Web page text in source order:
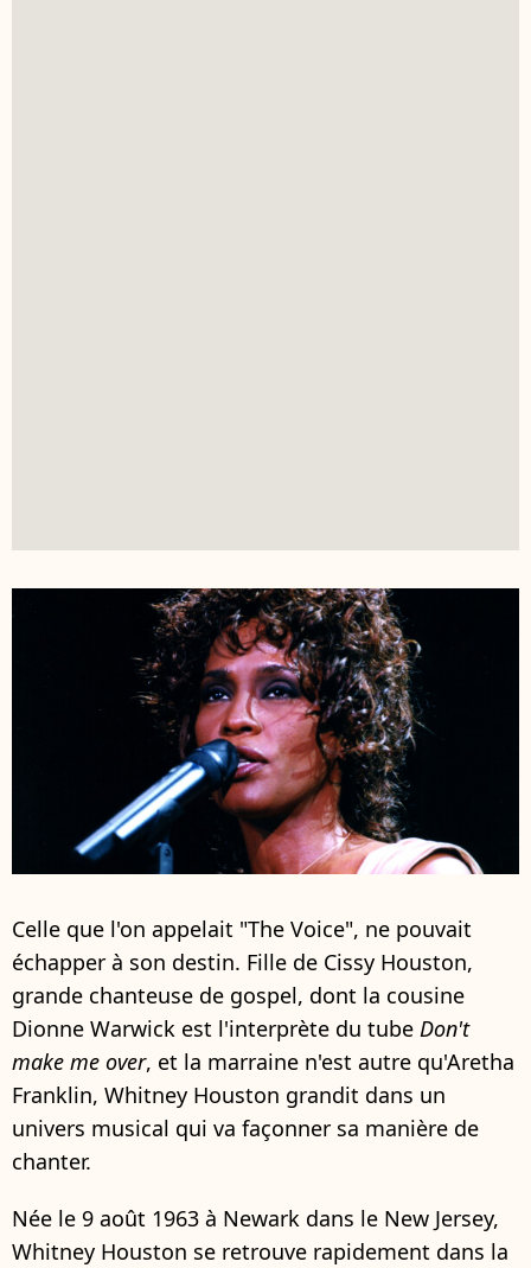
Celle que l'on appelait "The Voice", ne pouvait
échapper à son destin. Fille de Cissy Houston,
grande chanteuse de gospel, dont la cousine
Dionne Warwick est l'interprète du tube Don't
make me over, et la marraine n'est autre qu'Aretha
Franklin, Whitney Houston grandit dans un
univers musical qui va façonner sa manière de
chanter.
Née le 9 août 1963 à Newark dans le New Jersey,
Whitney Houston se retrouve rapidement dans la